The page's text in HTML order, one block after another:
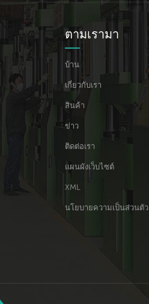
ตามเรามา
บ้าน
เกี่ยวกับเรา
สินค้า
ข่าว
ติดต่อเรา
แผนผังเว็บไซต์
XML
นโยบายความเป็นส่วนตัว